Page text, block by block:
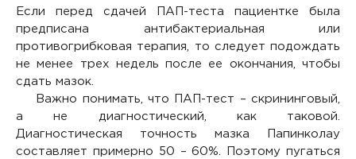
Если перед сдачей ПАП-теста пациентке была
предписана антибактериальная или
противогрибковая терапия, то следует подождать
не менее трех недель после ее окончания, чтобы
сдать мазок.
Важно понимать, что ПАП-тест – скрининговый,
а не диагностический, как таковой.
Диагностическая точность мазка Папинколау
составляет примерно 50 – 60%. Поэтому пугаться